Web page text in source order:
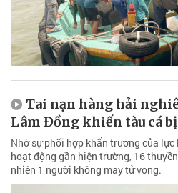
Tai nạn hàng hải
Lâm Đồng khiến tàu cá
Nhờ sự phối hợp khẩn trương của
hoạt động gần hiện trường, 16
nhiên 1 người không may tử vong.